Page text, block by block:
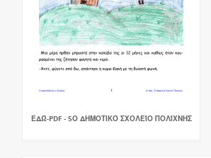
ΕΔΏ-PDF - 5Ο ΔΗΜΟΤΙΚΌ ΣΧΟΛΕΊΟ ΠΟΛΊΧΝΗΣ